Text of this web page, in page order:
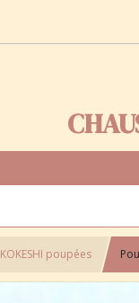
KOKESHI poupées